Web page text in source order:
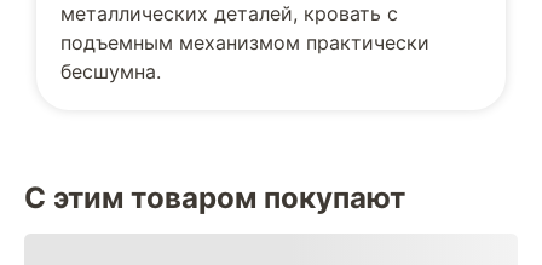
металлических деталей, кровать с
подъемным механизмом практически
бесшумна.
С этим товаром покупают